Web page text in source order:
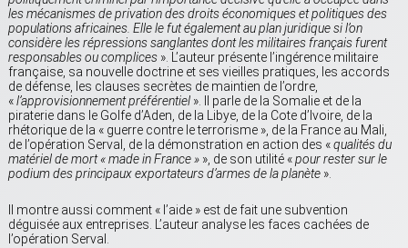
les mécanismes de privation des droits économiques et politiques des
populations africaines. Elle le fut également au plan juridique si l’on
considère les répressions sanglantes dont les militaires français furent
responsables ou complices ». L’auteur présente l’ingérence militaire
française, sa nouvelle doctrine et ses vieilles pratiques, les accords
de défense, les clauses secrètes de maintien de l’ordre,
«l’approvisionnement préférentiel ». Il parle de la Somalie et de la
piraterie dans le Golfe d’Aden, de la Libye, de la Cote d’Ivoire, de la
rhétorique de la « guerre contre le terrorisme », de la France au Mali,
de l’opération Serval, de la démonstration en action des «qualités du
matériel de mort « made in France » », de son utilité «pour rester sur le
podium des principaux exportateurs d’armes de la planète ».
Il montre aussi comment « l’aide » est de fait une subvention
déguisée aux entreprises. L’auteur analyse les faces cachées de
l’opération Serval.